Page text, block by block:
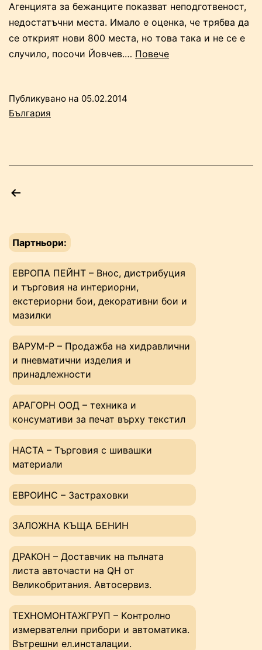
Агенцията за бежанците показват неподготвеност,
недостатъчни места. Имало е оценка, че трябва да
се открият нови 800 места, но това така и не се е
случило, посочи Йовчев.… Повече“Цветлин
за
Публикувано на 05.02.2014
България
Разделяне
на
страници
Партньори:
ЕВРОПА ПЕЙНТ – Внос, дистрибуция
и търговия на интериорни,
екстериорни бои, декоративни бои и
мазилки
ВАРУМ-Р – Продажба на хидравлични
и пневматични изделия и
принадлежности
АРАГОРН ООД – техника и
консумативи за печат върху текстил
НАСТА – Tърговия с шивашки
материали
ЕВРОИНС – Застраховки
ЗАЛОЖНА КЪЩА БЕНИН
ДРАКОН – Доставчик на пълната
листа авточасти на QH от
Великобритания. Автосервиз.
ТЕХНОМОНТАЖГРУП – Kонтролно
измервателни прибори и автоматика.
Вътрешни ел.инсталации.